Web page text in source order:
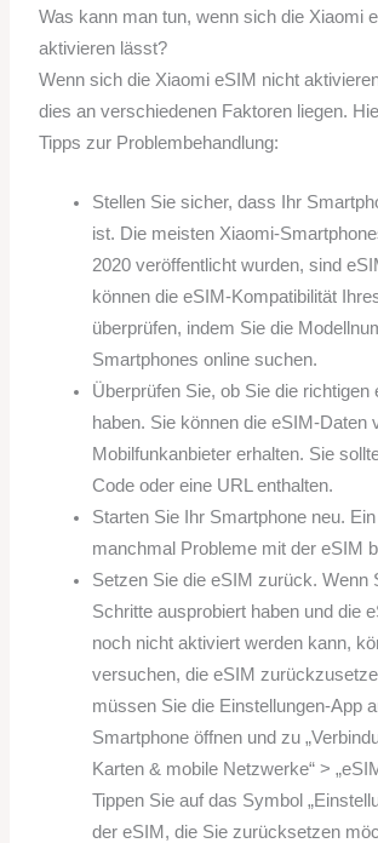
Was kann man tun, wenn sich die Xiaomi
aktivieren lässt?
Wenn sich die Xiaomi eSIM nicht
dies an verschiedenen Faktoren liegen.
Tipps zur Problembehandlung:
Stellen Sie sicher, dass Ihr
ist. Die meisten Xiaomi-
2020 veröffentlicht wurden, sind
können die eSIM-Kompatibilität
überprüfen, indem Sie die
Smartphones online suchen.
Überprüfen Sie, ob Sie die richtigen
haben. Sie können die eSIM-Daten
Mobilfunkanbieter erhalten. Sie
Code oder eine URL enthalten.
Starten Sie Ihr Smartphone neu.
manchmal Probleme mit der eSIM
Setzen Sie die eSIM zurück. Wenn
Schritte ausprobiert haben und die
noch nicht aktiviert werden kann,
versuchen, die eSIM
müssen Sie die Einstellungen-App
Smartphone öffnen und zu
Karten & mobile Netzwerke“ >
Tippen Sie auf das Symbol
der eSIM, die Sie zurücksetzen